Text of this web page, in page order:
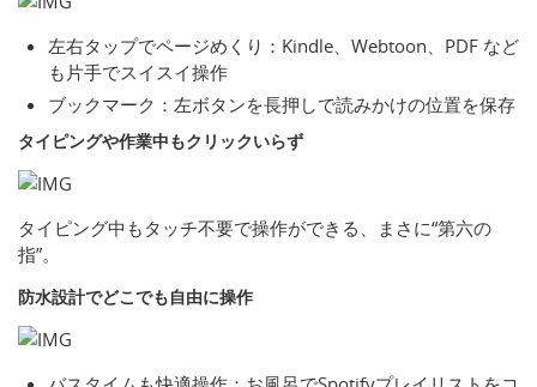
左右タップでページめくり：Kindle、Webtoon、PDF など
も片手でスイスイ操作
ブックマーク：左ボタンを長押しで読みかけの位置を保存
タイピングや作業中もクリックいらず
タイピング中もタッチ不要で操作ができる、まさに“第六の
指”。
防水設計でどこでも自由に操作